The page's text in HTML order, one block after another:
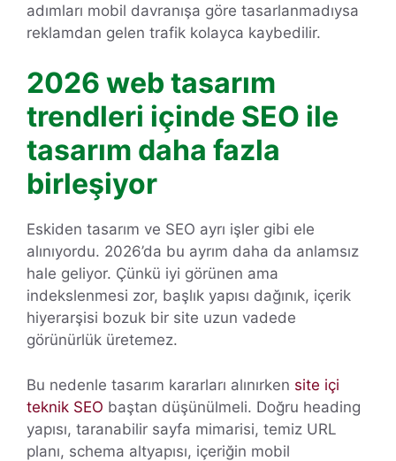
adımları mobil davranışa göre tasarlanmadıysa
reklamdan gelen trafik kolayca kaybedilir.
2026 web tasarım
trendleri içinde SEO ile
tasarım daha fazla
birleşiyor
Eskiden tasarım ve SEO ayrı işler gibi ele
alınıyordu. 2026’da bu ayrım daha da anlamsız
hale geliyor. Çünkü iyi görünen ama
indekslenmesi zor, başlık yapısı dağınık, içerik
hiyerarşisi bozuk bir site uzun vadede
görünürlük üretemez.
Bu nedenle tasarım kararları alınırken site içi
teknik SEO baştan düşünülmeli. Doğru heading
yapısı, taranabilir sayfa mimarisi, temiz URL
planı, schema altyapısı, içeriğin mobil